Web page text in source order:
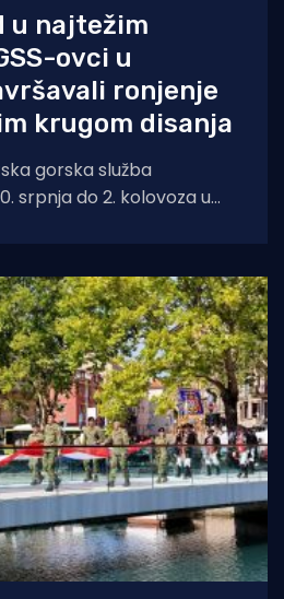
u najtežim
ovci u
ronjenje
krugom disanja
gorska služba
srpnja do 2. kolovoza u